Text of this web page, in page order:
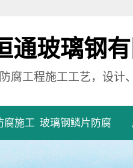
通玻璃钢
腐工程施工工艺，设计
腐施工 玻璃钢鳞片防腐